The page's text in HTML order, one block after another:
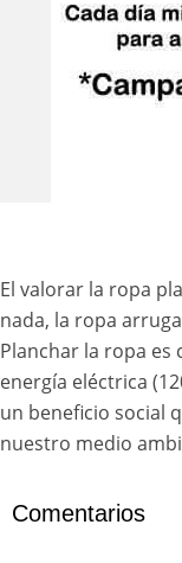
El valorar la ropa
nada, la ropa
Planchar la ropa
energía eléctrica
un beneficio social
nuestro medio
Comentarios